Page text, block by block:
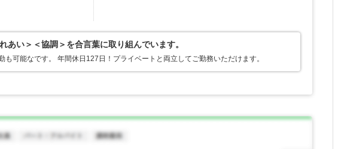
あい＞＜協調＞を合言葉に取り組んでいます。
も可能なです。 年間休日127日！プライベートと両立してご勤務いただけます。